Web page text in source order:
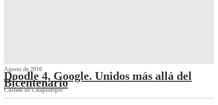
Agosto de 2010
Doodle 4, Google. Unidos más allá del
Bicentenario
Castillo de Chapultepec